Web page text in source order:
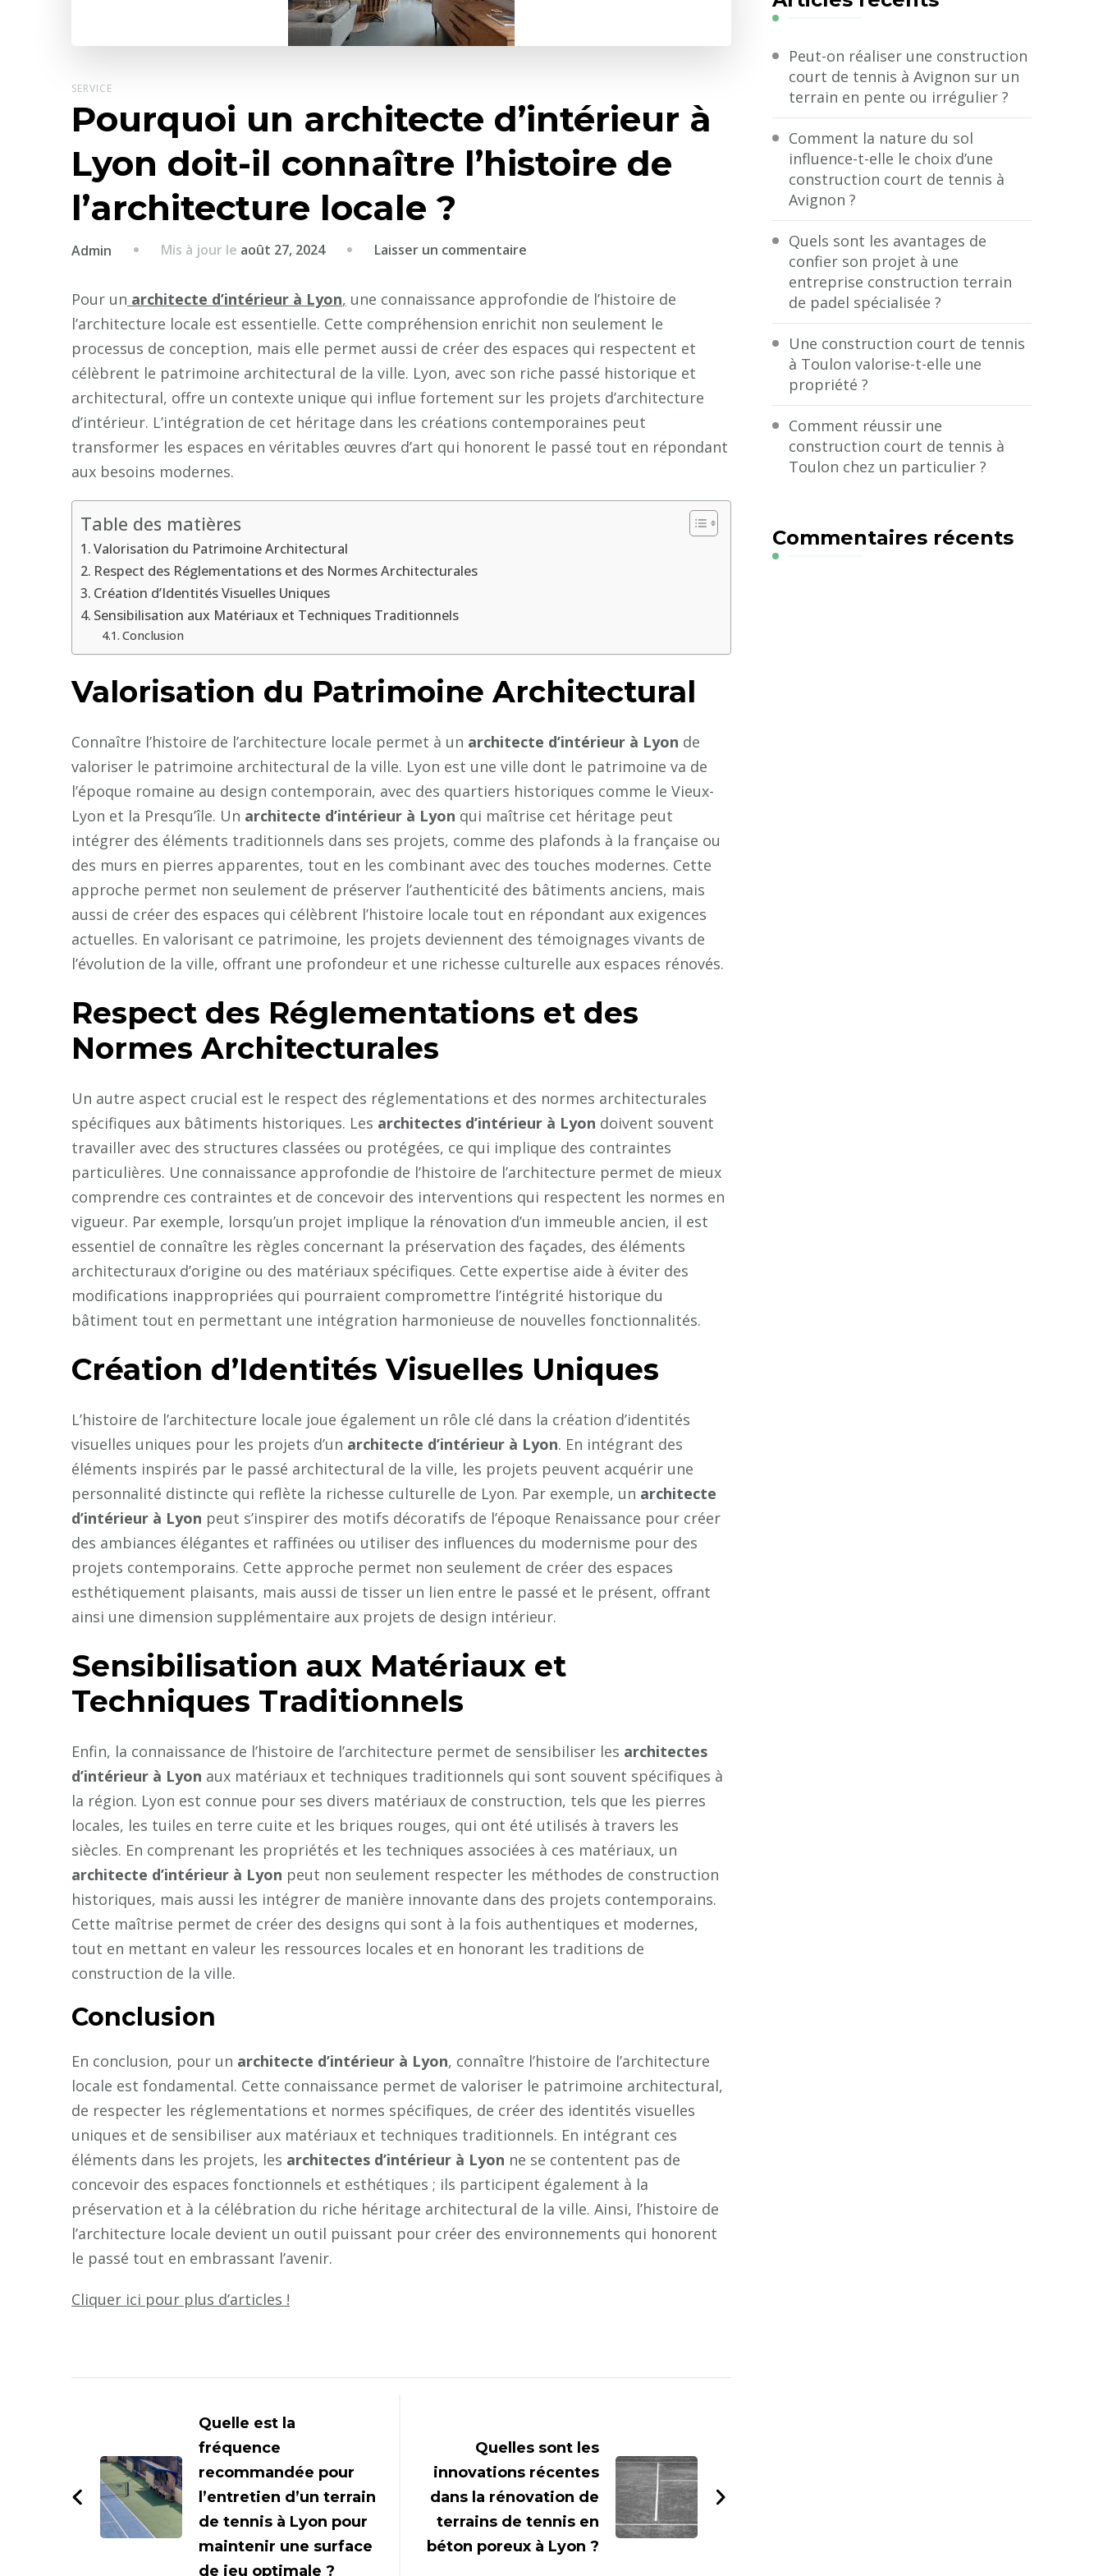
SERVICE
Pourquoi un architecte d’intérieur à
Lyon doit-il connaître l’histoire de
l’architecture locale ?
Admin Mis à jour le août 27, 2024 Laisser un commentaire
un
architecte
à
Lyon
doit-
il
connaître
Pour un architecte d’intérieur à Lyon, une connaissance approfondie de l’histoire de
l’architecture locale est essentielle. Cette compréhension enrichit non seulement le
processus de conception, mais elle permet aussi de créer des espaces qui respectent et
célèbrent le patrimoine architectural de la ville. Lyon, avec son riche passé historique et
architectural, offre un contexte unique qui influe fortement sur les projets d’architecture
d’intérieur. L’intégration de cet héritage dans les créations contemporaines peut
transformer les espaces en véritables œuvres d’art qui honorent le passé tout en répondant
aux besoins modernes.
Table des matières
Valorisation du Patrimoine Architectural
Respect des Réglementations et des Normes Architecturales
Création d’Identités Visuelles Uniques
Sensibilisation aux Matériaux et Techniques Traditionnels
Conclusion
Valorisation du Patrimoine Architectural
Connaître l’histoire de l’architecture locale permet à un architecte d’intérieur à Lyon de
valoriser le patrimoine architectural de la ville. Lyon est une ville dont le patrimoine va de
l’époque romaine au design contemporain, avec des quartiers historiques comme le Vieux-
Lyon et la Presqu’île. Un architecte d’intérieur à Lyon qui maîtrise cet héritage peut
intégrer des éléments traditionnels dans ses projets, comme des plafonds à la française ou
des murs en pierres apparentes, tout en les combinant avec des touches modernes. Cette
approche permet non seulement de préserver l’authenticité des bâtiments anciens, mais
aussi de créer des espaces qui célèbrent l’histoire locale tout en répondant aux exigences
actuelles. En valorisant ce patrimoine, les projets deviennent des témoignages vivants de
l’évolution de la ville, offrant une profondeur et une richesse culturelle aux espaces rénovés.
Respect des Réglementations et des
Normes Architecturales
Un autre aspect crucial est le respect des réglementations et des normes architecturales
spécifiques aux bâtiments historiques. Les architectes d’intérieur à Lyon doivent souvent
travailler avec des structures classées ou protégées, ce qui implique des contraintes
particulières. Une connaissance approfondie de l’histoire de l’architecture permet de mieux
comprendre ces contraintes et de concevoir des interventions qui respectent les normes en
vigueur. Par exemple, lorsqu’un projet implique la rénovation d’un immeuble ancien, il est
essentiel de connaître les règles concernant la préservation des façades, des éléments
architecturaux d’origine ou des matériaux spécifiques. Cette expertise aide à éviter des
modifications inappropriées qui pourraient compromettre l’intégrité historique du
bâtiment tout en permettant une intégration harmonieuse de nouvelles fonctionnalités.
Création d’Identités Visuelles Uniques
L’histoire de l’architecture locale joue également un rôle clé dans la création d’identités
visuelles uniques pour les projets d’un architecte d’intérieur à Lyon. En intégrant des
éléments inspirés par le passé architectural de la ville, les projets peuvent acquérir une
personnalité distincte qui reflète la richesse culturelle de Lyon. Par exemple, un architecte
d’intérieur à Lyon peut s’inspirer des motifs décoratifs de l’époque Renaissance pour créer
des ambiances élégantes et raffinées ou utiliser des influences du modernisme pour des
projets contemporains. Cette approche permet non seulement de créer des espaces
esthétiquement plaisants, mais aussi de tisser un lien entre le passé et le présent, offrant
ainsi une dimension supplémentaire aux projets de design intérieur.
Sensibilisation aux Matériaux et
Techniques Traditionnels
Enfin, la connaissance de l’histoire de l’architecture permet de sensibiliser les architectes
d’intérieur à Lyon aux matériaux et techniques traditionnels qui sont souvent spécifiques à
la région. Lyon est connue pour ses divers matériaux de construction, tels que les pierres
locales, les tuiles en terre cuite et les briques rouges, qui ont été utilisés à travers les
siècles. En comprenant les propriétés et les techniques associées à ces matériaux, un
architecte d’intérieur à Lyon peut non seulement respecter les méthodes de construction
historiques, mais aussi les intégrer de manière innovante dans des projets contemporains.
Cette maîtrise permet de créer des designs qui sont à la fois authentiques et modernes,
tout en mettant en valeur les ressources locales et en honorant les traditions de
construction de la ville.
Conclusion
En conclusion, pour un architecte d’intérieur à Lyon, connaître l’histoire de l’architecture
locale est fondamental. Cette connaissance permet de valoriser le patrimoine architectural,
de respecter les réglementations et normes spécifiques, de créer des identités visuelles
uniques et de sensibiliser aux matériaux et techniques traditionnels. En intégrant ces
éléments dans les projets, les architectes d’intérieur à Lyon ne se contentent pas de
concevoir des espaces fonctionnels et esthétiques ; ils participent également à la
préservation et à la célébration du riche héritage architectural de la ville. Ainsi, l’histoire de
l’architecture locale devient un outil puissant pour créer des environnements qui honorent
le passé tout en embrassant l’avenir.
Cliquer ici pour plus d’articles !
Quelle est la
fréquence
recommandée pour
l’entretien d’un terrain
de tennis à Lyon pour
maintenir une surface
de jeu optimale ?
Quelles sont les
innovations récentes
dans la rénovation de
terrains de tennis en
béton poreux à Lyon ?
?
Peut-on réaliser une construction
court de tennis à Avignon sur un
terrain en pente ou irrégulier ?
Comment la nature du sol
influence-t-elle le choix d’une
construction court de tennis à
Avignon ?
Quels sont les avantages de
confier son projet à une
entreprise construction terrain
de padel spécialisée ?
Une construction court de tennis
à Toulon valorise-t-elle une
propriété ?
Comment réussir une
construction court de tennis à
Toulon chez un particulier ?
Commentaires récents